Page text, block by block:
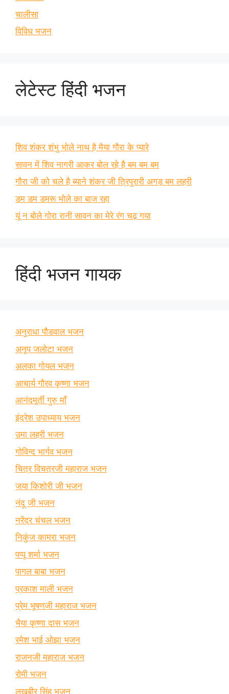
चालीसा
विविध भजन
लेटेस्ट हिंदी भजन
शिव शंकर शंभु भोले नाथ है मैया गौरा के प्यारे
सावन में शिव नागरी आकर बोल रहे है बम बम बम
गौरा जी को चले है ब्याने शंकर जी त्रिपुरारी अगड़ बम लहरी
डम डम डमरू भोले का बाज रहा
यूं न बोले गोरा रानी सावन का मेरे रंग चढ़ गया
हिंदी भजन गायक
अनुराधा पौडवाल भजन
अनूप जलोटा भजन
अलका गोयल भजन
आचार्य गौरव कृष्णा भजन
आनंदमूर्ती गुरु माँ
इंद्रेश उपाध्याय भजन
उमा लहरी भजन
गोविन्द भार्गव भजन
चित्र विचत्रजी महाराज भजन
जया किशोरी जी भजन
नंदू जी भजन
नरेंद्र चंचल भजन
निकुंज कामरा भजन
पप्पू शर्मा भजन
पागल बाबा भजन
प्रकाश माली भजन
प्रेम भूषणजी महाराज भजन
भैया कृष्णा दास भजन
रमेश भाई ओझा भजन
राजनजी महाराज भजन
रोमी भजन
लखबीर सिंह भजन